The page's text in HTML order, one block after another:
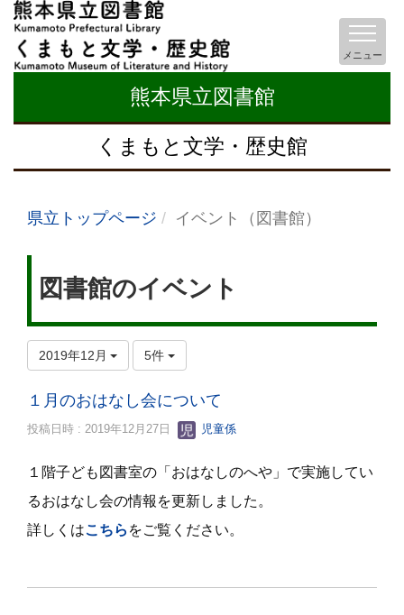
熊本県立図書館
くまもと文学・歴史館
メニュー
県立トップページ イベント（図書館）
図書館のイベント
2019年12月 5件
１月のおはなし会について
投稿日時 : 2019年12月27日 児童係
１階子ども図書室の「おはなしのへや」で実施してい
るおはなし会の情報を更新しました。
詳しくはこちら をご覧ください。